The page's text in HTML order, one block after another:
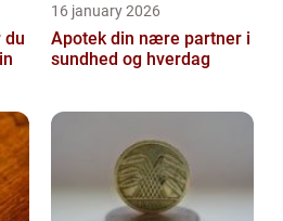
du
16 january 2026
Apotek din nære partner i
sundhed og hverdag